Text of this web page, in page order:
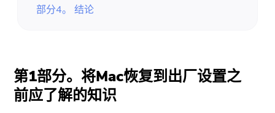
部分4。 结论
第1部分。将Mac恢复到出厂设置之
前应了解的知识